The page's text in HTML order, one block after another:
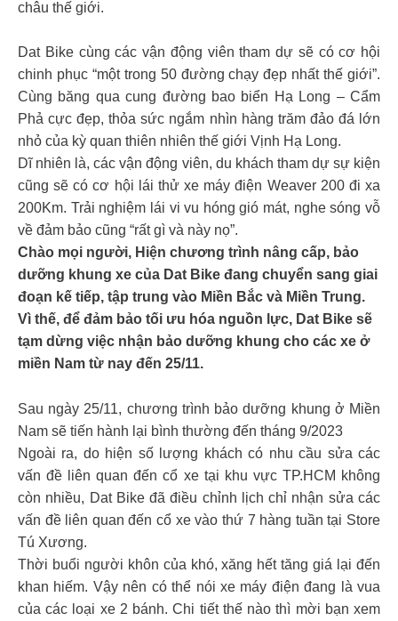
châu thế giới.
Dat Bike cùng các vận động viên tham dự sẽ có cơ hội
chinh phục “một trong 50 đường chạy đẹp nhất thế giới”.
Cùng băng qua cung đường bao biển Hạ Long – Cẩm
Phả cực đẹp, thỏa sức ngắm nhìn hàng trăm đảo đá lớn
nhỏ của kỳ quan thiên nhiên thế giới Vịnh Hạ Long.
Dĩ nhiên là, các vận động viên, du khách tham dự sự kiện
cũng sẽ có cơ hội lái thử xe máy điện Weaver 200 đi xa
200Km. Trải nghiệm lái vi vu hóng gió mát, nghe sóng vỗ
về đảm bảo cũng “rất gì và này nọ”.
Chào mọi người, Hiện chương trình nâng cấp, bảo
dưỡng khung xe của Dat Bike đang chuyển sang giai
đoạn kế tiếp, tập trung vào Miền Bắc và Miền Trung.
Vì thế, để đảm bảo tối ưu hóa nguồn lực, Dat Bike sẽ
tạm dừng việc nhận bảo dưỡng khung cho các xe ở
miền Nam từ nay đến 25/11.
Sau ngày 25/11, chương trình bảo dưỡng khung ở Miền
Nam sẽ tiến hành lại bình thường đến tháng 9/2023
Ngoài ra, do hiện số lượng khách có nhu cầu sửa các
vấn đề liên quan đến cổ xe tại khu vực TP.HCM không
còn nhiều, Dat Bike đã điều chỉnh lịch chỉ nhận sửa các
vấn đề liên quan đến cổ xe vào thứ 7 hàng tuần tại Store
Tú Xương.
Thời buổi người khôn của khó, xăng hết tăng giá lại đến
khan hiếm. Vậy nên có thể nói xe máy điện đang là vua
của các loại xe 2 bánh. Chi tiết thế nào thì mời bạn xem